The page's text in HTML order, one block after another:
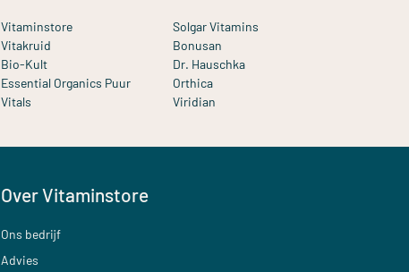
Vitaminstore
Solgar Vitamins
Vitakruid
Bonusan
Bio-Kult
Dr. Hauschka
Essential Organics Puur
Orthica
Vitals
Viridian
Over Vitaminstore
Ons bedrijf
Advies